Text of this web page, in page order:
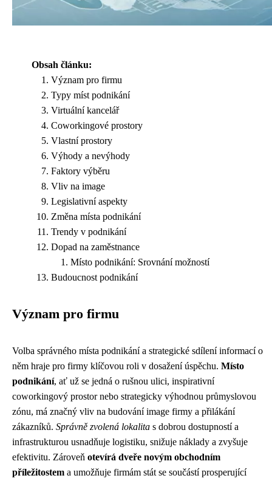
Obsah článku:
Význam pro firmu
Typy míst podnikání
Virtuální kancelář
Coworkingové prostory
Vlastní prostory
Výhody a nevýhody
Faktory výběru
Vliv na image
Legislativní aspekty
Změna místa podnikání
Trendy v podnikání
Dopad na zaměstnance
Místo podnikání: Srovnání možností
Budoucnost podnikání
Význam pro firmu
Volba správného místa podnikání a strategické sdílení informací o
něm hraje pro firmy klíčovou roli v dosažení úspěchu. Místo
podnikání, ať už se jedná o rušnou ulici, inspirativní
coworkingový prostor nebo strategicky výhodnou průmyslovou
zónu, má značný vliv na budování image firmy a přilákání
zákazníků. Správně zvolená lokalita s dobrou dostupností a
infrastrukturou usnadňuje logistiku, snižuje náklady a zvyšuje
efektivitu. Zároveň otevírá dveře novým obchodním
příležitostem a umožňuje firmám stát se součástí prosperující